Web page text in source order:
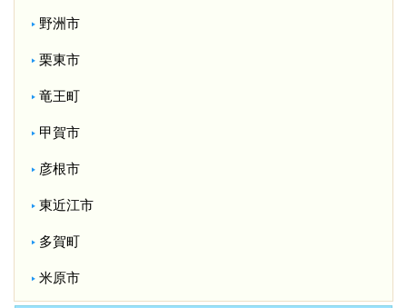
野洲市
栗東市
竜王町
甲賀市
彦根市
東近江市
多賀町
米原市